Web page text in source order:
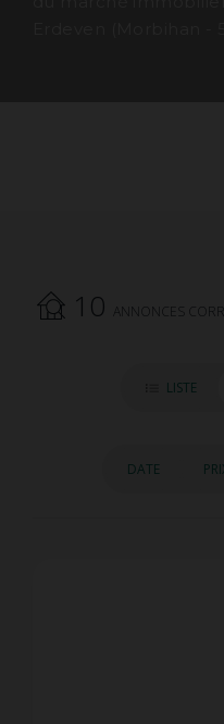
10 ANNONCES
LISTE
DATE